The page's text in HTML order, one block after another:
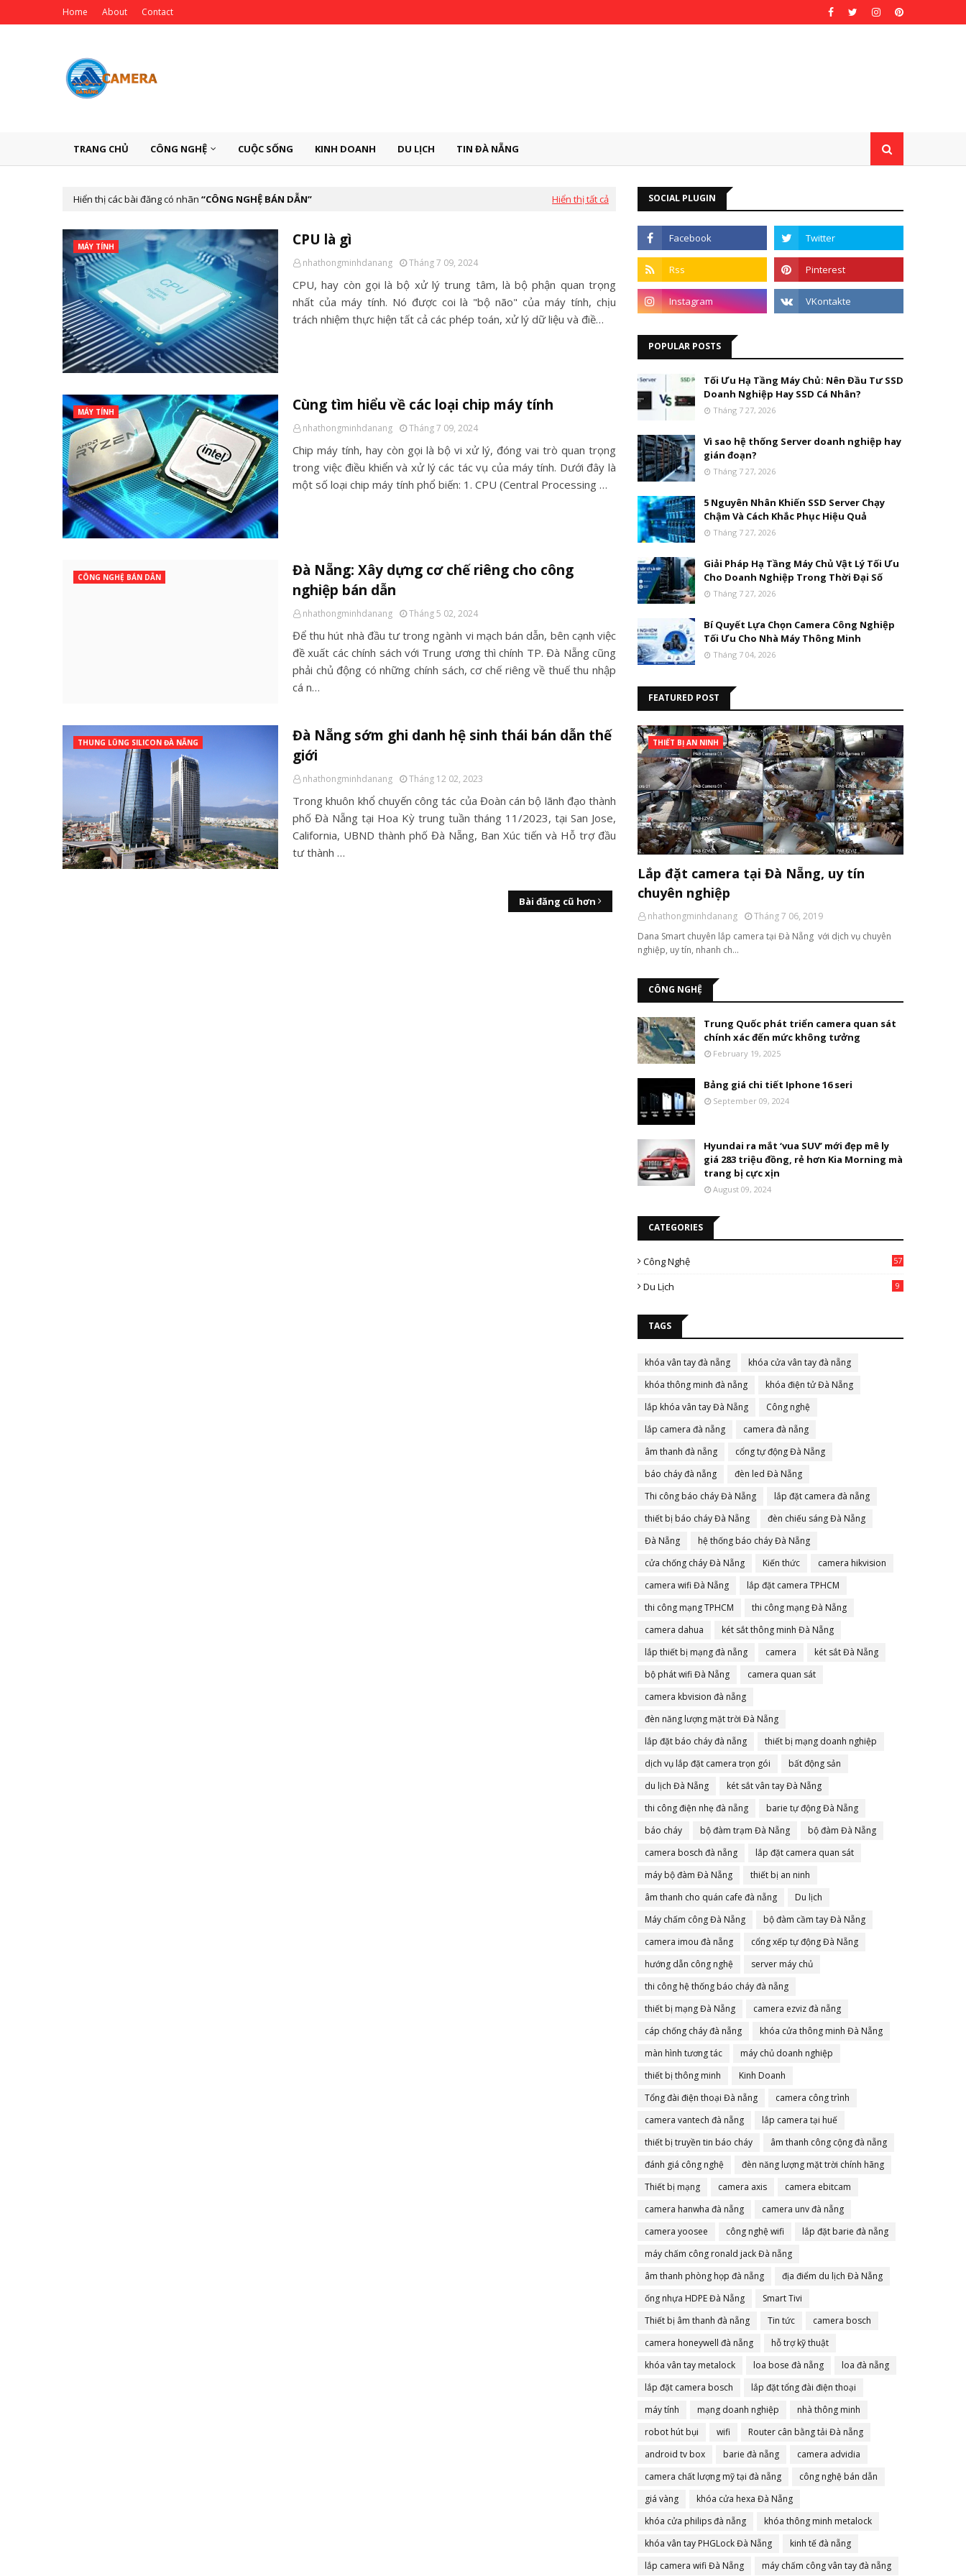
Home About Contact
TRANG CHỦ CÔNG NGHỆ CUỘC SỐNG KINH DOANH DU LỊCH TIN ĐÀ NẴNG
Hiển thị các bài đăng có nhãn CÔNG NGHỆ BÁN DẪN Hiển thị tất cả
MÁY TÍNH CPU là gì
nhathongminhdanang Tháng 7 09, 2024
CPU, hay còn gọi là bộ xử lý trung tâm, là bộ phận quan trọng
nhất của máy tính. Nó được coi là "bộ não" của máy tính, chịu
trách nhiệm thực hiện tất cả các phép toán, xử lý dữ liệu và điề…
MÁY TÍNH Cùng tìm hiểu về các loại chip máy tính
nhathongminhdanang Tháng 7 09, 2024
Chip máy tính, hay còn gọi là bộ vi xử lý, đóng vai trò quan trọng
trong việc điều khiển và xử lý các tác vụ của máy tính. Dưới đây là
một số loại chip máy tính phổ biến: 1. CPU (Central Processing …
CÔNG NGHỆ BÁN DẪN
Đà Nẵng: Xây dựng cơ chế riêng cho công
nghiệp bán dẫn
nhathongminhdanang Tháng 5 02, 2024
Để thu hút nhà đầu tư trong ngành vi mạch bán dẫn, bên cạnh việc
đề xuất các chính sách với Trung ương thì chính TP. Đà Nẵng cũng
phải chủ động có những chính sách, cơ chế riêng về thuế thu nhập
cá n…
THUNG LŨNG SILICON ĐÀ NẴNG
Đà Nẵng sớm ghi danh hệ sinh thái bán dẫn thế
giới
nhathongminhdanang Tháng 12 02, 2023
Trong khuôn khổ chuyến công tác của Đoàn cán bộ lãnh đạo thành
phố Đà Nẵng tại Hoa Kỳ trung tuần tháng 11/2023, tại San Jose,
California, UBND thành phố Đà Nẵng, Ban Xúc tiến và Hỗ trợ đầu
tư thành …
Bài đăng cũ hơn
SOCIAL PLUGIN
POPULAR POSTS
Tối Ưu Hạ Tầng Máy Chủ: Nên Đầu Tư SSD
Doanh Nghiệp Hay SSD Cá Nhân?
Tháng 7 27, 2026
Vì sao hệ thống Server doanh nghiệp hay
gián đoạn?
Tháng 7 27, 2026
5 Nguyên Nhân Khiến SSD Server Chạy
Chậm Và Cách Khắc Phục Hiệu Quả
Tháng 7 27, 2026
Giải Pháp Hạ Tầng Máy Chủ Vật Lý Tối Ưu
Cho Doanh Nghiệp Trong Thời Đại Số
Tháng 7 27, 2026
Bí Quyết Lựa Chọn Camera Công Nghiệp
Tối Ưu Cho Nhà Máy Thông Minh
Tháng 7 04, 2026
FEATURED POST
THIẾT BỊ AN NINH
Lắp đặt camera tại Đà Nẵng, uy tín
chuyên nghiệp
nhathongminhdanang
Tháng 7 06, 2019
Dana Smart chuyên lắp camera tại Đà Nẵng với dịch vụ chuyên
nghiệp, uy tín, nhanh ch…
CÔNG NGHỆ
Trung Quốc phát triển camera quan sát
chính xác đến mức không tưởng
February 19, 2025
Bảng giá chi tiết Iphone 16 seri
September 09, 2024
Hyundai ra mắt ‘vua SUV’ mới đẹp mê ly
giá 283 triệu đồng, rẻ hơn Kia Morning mà
trang bị cực xịn
August 09, 2024
CATEGORIES
Công Nghệ 57
Du Lịch 9
TAGS
khóa vân tay đà nẵng
khóa cửa vân tay đà nẵng
khóa thông minh đà nẵng
khóa điện tử Đà Nẵng
lắp khóa vân tay Đà Nẵng
Công nghệ
lắp camera đà nẵng
camera đà nẵng
âm thanh đà nẵng
cổng tự động Đà Nẵng
báo cháy đà nẵng
đèn led Đà Nẵng
Thi công báo cháy Đà Nẵng
lắp đặt camera đà nẵng
thiết bị báo cháy Đà Nẵng
đèn chiếu sáng Đà Nẵng
Đà Nẵng
hệ thống báo cháy Đà Nẵng
cửa chống cháy Đà Nẵng
Kiến thức
camera hikvision
camera wifi Đà Nẵng
lắp đặt camera TPHCM
thi công mạng TPHCM
thi công mạng Đà Nẵng
camera dahua
két sắt thông minh Đà Nẵng
lắp thiết bị mạng đà nẵng
camera
két sắt Đà Nẵng
bộ phát wifi Đà Nẵng
camera quan sát
camera kbvision đà nẵng
đèn năng lượng mặt trời Đà Nẵng
lắp đặt báo cháy đà nẵng
thiết bị mạng doanh nghiệp
dịch vụ lắp đặt camera trọn gói
bất động sản
du lịch Đà Nẵng
két sắt vân tay Đà Nẵng
thi công điện nhẹ đà nẵng
barie tự động Đà Nẵng
báo cháy
bộ đàm trạm Đà Nẵng
bộ đàm Đà Nẵng
camera bosch đà nẵng
lắp đặt camera quan sát
máy bộ đàm Đà Nẵng
thiết bị an ninh
âm thanh cho quán cafe đà nẵng
Du lịch
Máy chấm công Đà Nẵng
bộ đàm cầm tay Đà Nẵng
camera imou đà nẵng
cổng xếp tự động Đà Nẵng
hướng dẫn công nghệ
server máy chủ
thi công hệ thống báo cháy đà nẵng
thiết bị mạng Đà Nẵng
camera ezviz đà nẵng
cáp chống cháy đà nẵng
khóa cửa thông minh Đà Nẵng
màn hình tương tác
máy chủ doanh nghiệp
thiết bị thông minh
Kinh Doanh
Tổng đài điện thoại Đà nẵng
camera công trình
camera vantech đà nẵng
lắp camera tại huế
thiết bị truyền tin báo cháy
âm thanh công cộng đà nẵng
đánh giá công nghệ
đèn năng lượng mặt trời chính hãng
Thiết bị mạng
camera axis
camera ebitcam
camera hanwha đà nẵng
camera unv đà nẵng
camera yoosee
công nghệ wifi
lắp đặt barie đà nẵng
máy chấm công ronald jack Đà nẵng
âm thanh phòng họp đà nẵng
địa điểm du lịch Đà Nẵng
ống nhựa HDPE Đà Nẵng
Smart Tivi
Thiết bị âm thanh đà nẵng
Tin tức
camera bosch
camera honeywell đà nẵng
hỗ trợ kỹ thuật
khóa vân tay metalock
loa bose đà nẵng
loa đà nẵng
lắp đặt camera bosch
lắp đặt tổng đài điện thoại
máy tính
mạng doanh nghiệp
nhà thông minh
robot hút bụi
wifi
Router cân bằng tải Đà nẵng
android tv box
barie đà nẵng
camera advidia
camera chất lượng mỹ tại đà nẵng
công nghệ bán dẫn
giá vàng
khóa cửa hexa Đà Nẵng
khóa cửa philips đà nẵng
khóa thông minh metalock
khóa vân tay PHGLock Đà Nẵng
kinh tế đà nẵng
lắp camera wifi Đà Nẵng
máy chấm công vân tay đà nẵng